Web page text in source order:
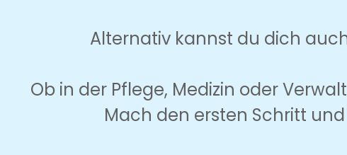
Alternativ kannst du dich
Ob in der Pflege, Medizin oder
Mach den ersten Schritt